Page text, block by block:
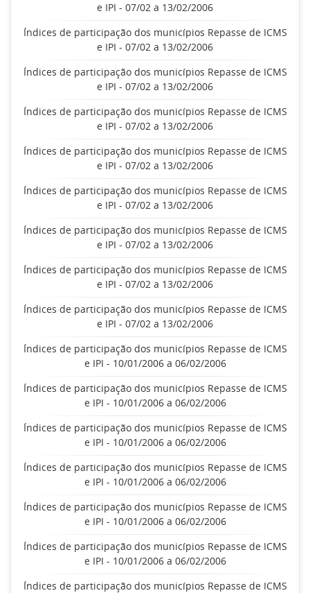
e IPI - 07/02 a 13/02/2006
Índices de participação dos municípios Repasse de ICMS
e IPI - 07/02 a 13/02/2006
Índices de participação dos municípios Repasse de ICMS
e IPI - 07/02 a 13/02/2006
Índices de participação dos municípios Repasse de ICMS
e IPI - 07/02 a 13/02/2006
Índices de participação dos municípios Repasse de ICMS
e IPI - 07/02 a 13/02/2006
Índices de participação dos municípios Repasse de ICMS
e IPI - 07/02 a 13/02/2006
Índices de participação dos municípios Repasse de ICMS
e IPI - 07/02 a 13/02/2006
Índices de participação dos municípios Repasse de ICMS
e IPI - 07/02 a 13/02/2006
Índices de participação dos municípios Repasse de ICMS
e IPI - 07/02 a 13/02/2006
Índices de participação dos municípios Repasse de ICMS
e IPI - 10/01/2006 a 06/02/2006
Índices de participação dos municípios Repasse de ICMS
e IPI - 10/01/2006 a 06/02/2006
Índices de participação dos municípios Repasse de ICMS
e IPI - 10/01/2006 a 06/02/2006
Índices de participação dos municípios Repasse de ICMS
e IPI - 10/01/2006 a 06/02/2006
Índices de participação dos municípios Repasse de ICMS
e IPI - 10/01/2006 a 06/02/2006
Índices de participação dos municípios Repasse de ICMS
e IPI - 10/01/2006 a 06/02/2006
Índices de participação dos municípios Repasse de ICMS